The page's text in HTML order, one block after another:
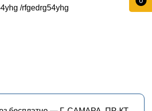
/rfgedrg54yhg